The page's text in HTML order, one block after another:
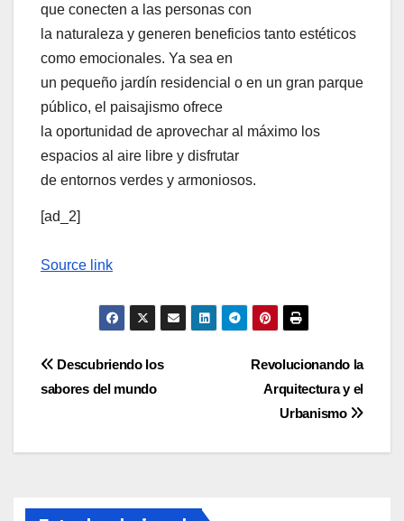
que conecten a las personas con
la naturaleza y generen beneficios tanto estéticos
como emocionales. Ya sea en
un pequeño jardín residencial o en un gran parque
público, el paisajismo ofrece
la oportunidad de aprovechar al máximo los
espacios al aire libre y disfrutar
de entornos verdes y armoniosos.
[ad_2]
Source link
Navegación
entradas
Revolucionando la
Arquitectura y el
Urbanismo
Descubriendo los
sabores del mundo